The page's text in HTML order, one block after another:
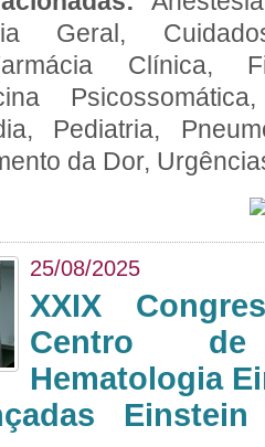
Geral,
Clínica,
Pediatria,
da Dor,
25/08/2025
XXIX
Centro
Hematologia